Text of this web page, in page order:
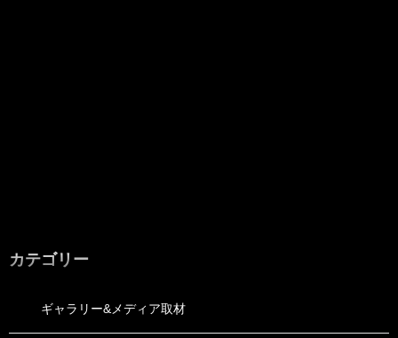
カテゴリー
ギャラリー&メディア取材